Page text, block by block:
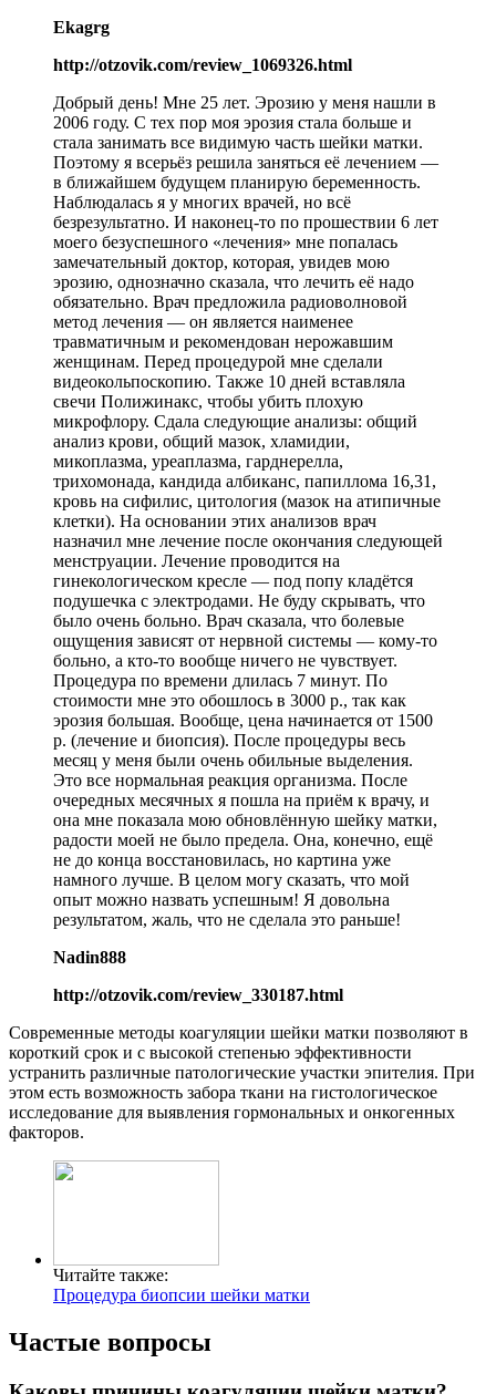
Ekagrg
http://otzovik.com/review_1069326.html
Добрый день! Мне 25 лет. Эрозию у меня нашли в
2006 году. С тех пор моя эрозия стала больше и
стала занимать все видимую часть шейки матки.
Поэтому я всерьёз решила заняться её лечением —
в ближайшем будущем планирую беременность.
Наблюдалась я у многих врачей, но всё
безрезультатно. И наконец-то по прошествии 6 лет
моего безуспешного «лечения» мне попалась
замечательный доктор, которая, увидев мою
эрозию, однозначно сказала, что лечить её надо
обязательно. Врач предложила радиоволновой
метод лечения — он является наименее
травматичным и рекомендован нерожавшим
женщинам. Перед процедурой мне сделали
видеокольпоскопию. Также 10 дней вставляла
свечи Полижинакс, чтобы убить плохую
микрофлору. Сдала следующие анализы: общий
анализ крови, общий мазок, хламидии,
микоплазма, уреаплазма, гарднерелла,
трихомонада, кандида албиканс, папиллома 16,31,
кровь на сифилис, цитология (мазок на атипичные
клетки). На основании этих анализов врач
назначил мне лечение после окончания следующей
менструации. Лечение проводится на
гинекологическом кресле — под попу кладётся
подушечка с электродами. Не буду скрывать, что
было очень больно. Врач сказала, что болевые
ощущения зависят от нервной системы — кому-то
больно, а кто-то вообще ничего не чувствует.
Процедура по времени длилась 7 минут. По
стоимости мне это обошлось в 3000 р., так как
эрозия большая. Вообще, цена начинается от 1500
р. (лечение и биопсия). После процедуры весь
месяц у меня были очень обильные выделения.
Это все нормальная реакция организма. После
очередных месячных я пошла на приём к врачу, и
она мне показала мою обновлённую шейку матки,
радости моей не было предела. Она, конечно, ещё
не до конца восстановилась, но картина уже
намного лучше. В целом могу сказать, что мой
опыт можно назвать успешным! Я довольна
результатом, жаль, что не сделала это раньше!
Nadin888
http://otzovik.com/review_330187.html
Современные методы коагуляции шейки матки позволяют в
короткий срок и с высокой степенью эффективности
устранить различные патологические участки эпителия. При
этом есть возможность забора ткани на гистологическое
исследование для выявления гормональных и онкогенных
факторов.
Читайте также:
Процедура биопсии шейки матки
Частые вопросы